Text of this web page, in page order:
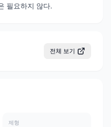
필요하지 않다.
전체 보기
제형